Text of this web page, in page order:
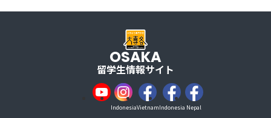
OSAKA
留学生情報サイト
IndonesiaVietnamIndonesia Nepal